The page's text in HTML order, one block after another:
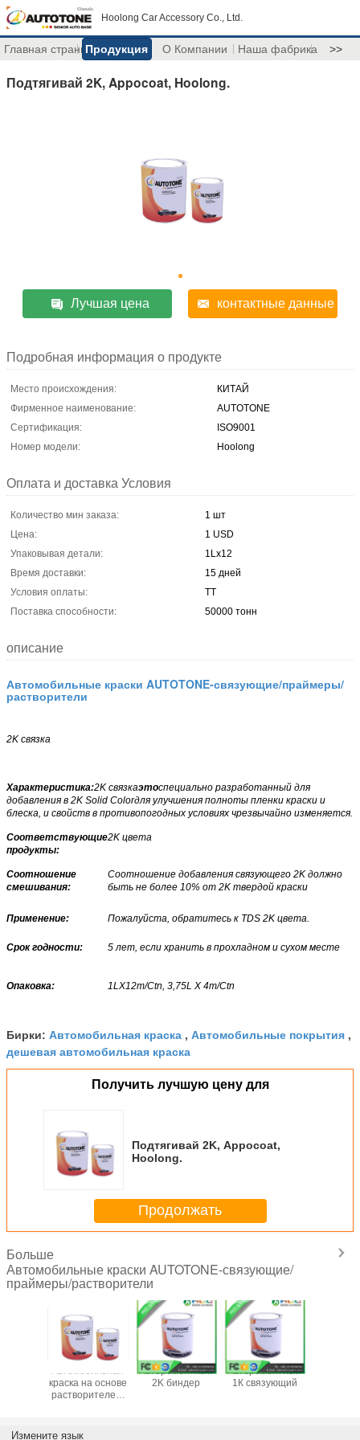
Hoolong Car Accessory Co., Ltd.
Главная страницаПродукция О Компании Наша фабрика >>
Подтягивай 2K, Appocoat, Hoolong.
Лучшая цена контактные данные
Подробная информация о продукте
Место происхождения:
КИТАЙ
Фирменное наименование:
AUTOTONE
Сертификация:
ISO9001
Номер модели:
Hoolong
Оплата и доставка Условия
Количество мин заказа:
1 шт
Цена:
1 USD
Упаковывая детали:
1Lx12
Время доставки:
15 дней
Условия оплаты:
ТТ
Поставка способности:
50000 тонн
описание
Автомобильные краски AUTOTONE-связующие/праймеры/
растворители
2K связка
Характеристика:2K связкаэтоспециально разработанный для
добавления в 2K Solid Colorдля улучшения полноты пленки краски и
блеска, и свойств в противопогодных условиях чрезвычайно изменяется.
Соответствующие
продукты:
2K цвета
Соотношение
смешивания:
Соотношение добавления связующего 2K должно
быть не более 10% от 2K твердой краски
Применение: Пожалуйста, обратитесь к TDS 2K цвета.
Срок годности: 5 лет, если хранить в прохладном и сухом месте
Опаковка: 1LX12т/Ctn, 3,75L X 4т/Ctn
Бирки: Автомобильная краска , Автомобильные покрытия ,
дешевая автомобильная краска
Получить лучшую цену для
Подтягивай 2K, Appocoat,
Hoolong.
Продолжать
Больше
Автомобильные краски AUTOTONE-связующие/
праймеры/растворители
Автомобильная
краска на основе
растворителей-
Авторемонтный
2K биндер
Авторемонтный
1К связующий
Измените язык